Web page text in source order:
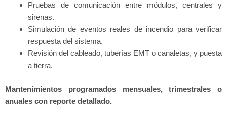
Pruebas de comunicación entre módulos, centrales y
sirenas.
Simulación de eventos reales de incendio para verificar
respuesta del sistema.
Revisión del cableado, tuberías EMT o canaletas, y puesta
a tierra.
Mantenimientos programados mensuales, trimestrales o
anuales con reporte detallado.